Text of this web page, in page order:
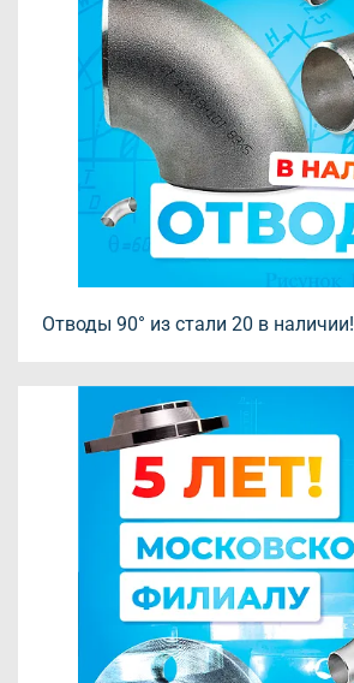
Отводы 90° из стали 20 в наличии!